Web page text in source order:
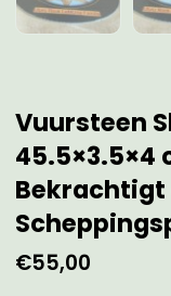
Vuursteen
45.5×3.5×4
Bekrachtigt
€55,00